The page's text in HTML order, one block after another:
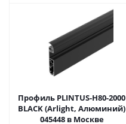
Профиль PLINTUS-H80-2000
BLACK (Arlight, Алюминий)
045448 в Москве